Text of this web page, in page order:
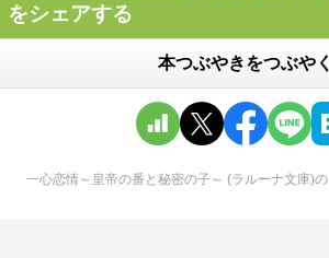
をシェアする
本つぶやきをつぶやく
一心恋情～皇帝の番と秘密の子～ (ラルーナ文庫)の